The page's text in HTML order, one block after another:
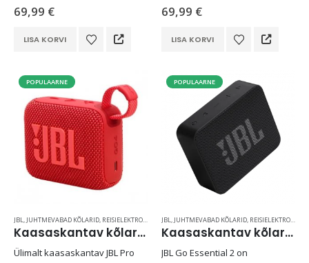
suurusest hoolimata võlub see
pakkudes rikkalikku bassi ja
69,99 €
LISA KORVI
suurusest hoolimata võlub see
pakkudes rikkalikku bassi ja
69,99 €
LISA KORVI
POPULAARNE
JBL, JUHTMEVABAD KÕLARID, REISIELEKTROONIKA
Kaasaskantav kõlar JBL GO 4, IP67, punane
Ülimalt kaasaskantav JBL Pro
POPULAARNE
JBL, JUHTMEVABAD KÕLARID, REISIELEKTROONIKA
Kaasaskantav kõlar JBL GO Essential 2, IP67, must
JBL Go Essential 2 on
€
69,99€